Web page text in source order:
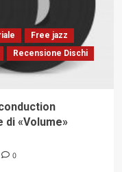
Free jazz
Recensione Dischi
«Volume»
0